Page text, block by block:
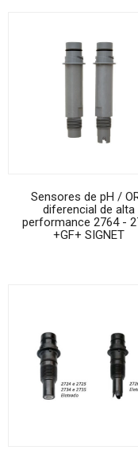
Sensores de pH /
diferencial de alta
performance 2764 -
+GF+ SIGNET